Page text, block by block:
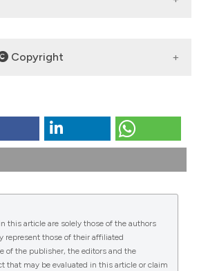
Copyright
di morte e depressione: la
mem.2011.151
this article are solely those of the authors
represent those of their affiliated
of the publisher, the editors and the
that may be evaluated in this article or claim